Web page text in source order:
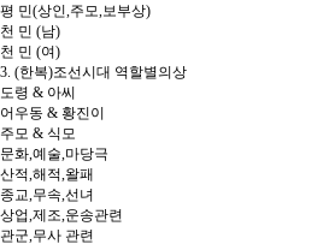
평 민(상인,주모,보부상)
천 민 (남)
천 민 (여)
3. (한복)조선시대 역할별의상
도령 & 아씨
어우동 & 황진이
주모 & 식모
문화,예술,마당극
산적,해적,왈패
종교,무속,선녀
상업,제조,운송관련
관군,무사 관련